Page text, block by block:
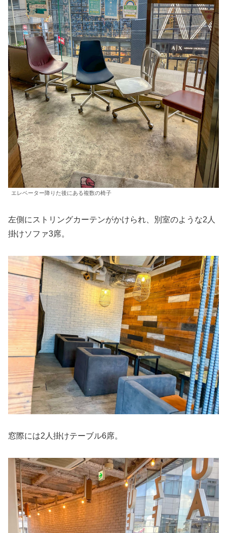
エレベーター降りた後にある複数の椅子
左側にストリングカーテンがかけられ、別室のような2人
掛けソファ3席。
窓際には2人掛けテーブル6席。